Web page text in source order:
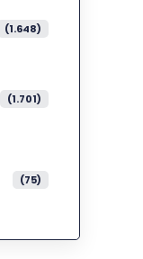
(1.648)
(1.701)
(75)